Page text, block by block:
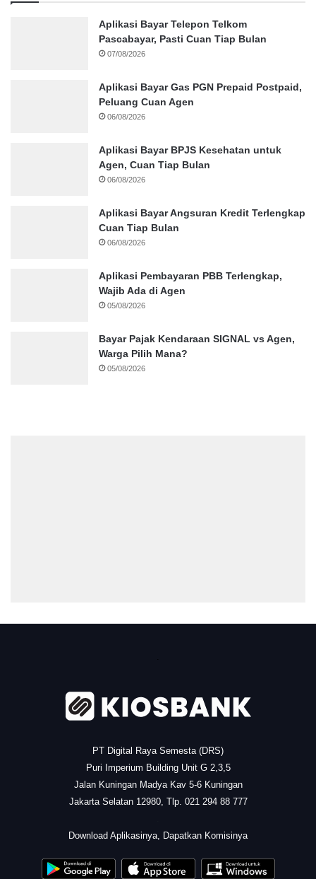
Aplikasi Bayar Telepon Telkom
Pascabayar, Pasti Cuan Tiap Bulan
07/08/2026
Aplikasi Bayar Gas PGN Prepaid Postpaid,
Peluang Cuan Agen
06/08/2026
Aplikasi Bayar BPJS Kesehatan untuk
Agen, Cuan Tiap Bulan
06/08/2026
Aplikasi Bayar Angsuran Kredit Terlengkap
Cuan Tiap Bulan
06/08/2026
Aplikasi Pembayaran PBB Terlengkap,
Wajib Ada di Agen
05/08/2026
Bayar Pajak Kendaraan SIGNAL vs Agen,
Warga Pilih Mana?
05/08/2026
PT Digital Raya Semesta (DRS)
Puri Imperium Building Unit G 2,3,5
Jalan Kuningan Madya Kav 5-6 Kuningan
Jakarta Selatan 12980, Tlp. 021 294 88 777
Download Aplikasinya, Dapatkan Komisinya